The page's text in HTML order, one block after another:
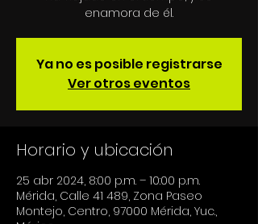
enamora de él.
Ya no es posible registrarse
Ver otros eventos
Horario y ubicación
25 abr 2024, 8:00 p.m. – 10:00 p.m.
Mérida, Calle 41 489, Zona Paseo
Montejo, Centro, 97000 Mérida, Yuc.,